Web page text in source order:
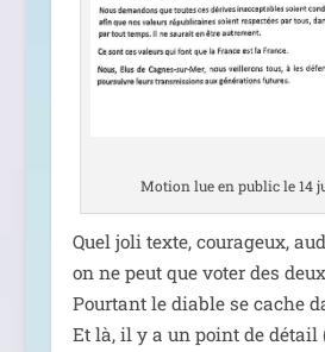
Motion lue en public le 14
Quel joli texte, cou­ra­geux,
on ne peut que voter des
Pourtant le diable se cache
Et là, il y a un point de détail